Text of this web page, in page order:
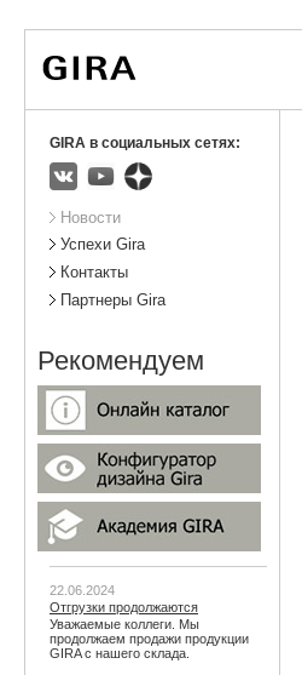
GIRA в социальных сетях:
Подразделы
Новости
Успехи Gira
Контакты
Партнеры Gira
Рекомендуем
22.06.2024
Отгрузки продолжаются
Уважаемые коллеги. Мы
продолжаем продажи продукции
GIRA с нашего склада.